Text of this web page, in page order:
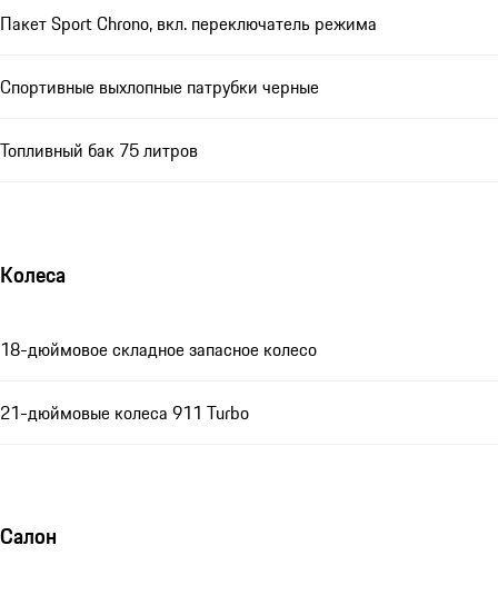
Пакет Sport Chrono, вкл. переключатель режима
Спортивные выхлопные патрубки черные
Топливный бак 75 литров
Колеса
18-дюймовое складное запасное колесо
21-дюймовые колеса 911 Turbo
Салон